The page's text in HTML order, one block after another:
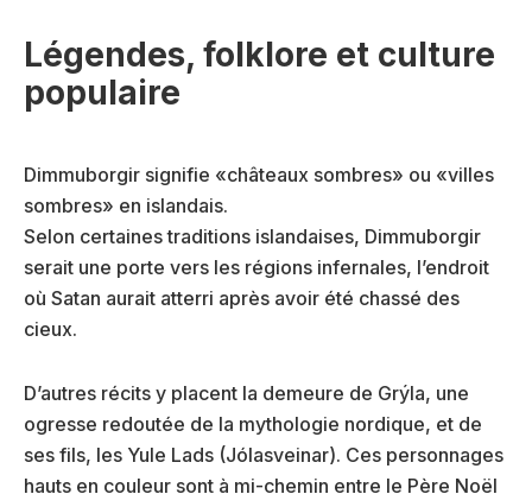
Légendes, folklore et culture
populaire
Dimmuborgir signifie «châteaux sombres» ou «villes
sombres» en islandais.
Selon certaines traditions islandaises, Dimmuborgir
serait une porte vers les régions infernales, l’endroit
où Satan aurait atterri après avoir été chassé des
cieux.
D’autres récits y placent la demeure de Grýla, une
ogresse redoutée de la mythologie nordique, et de
ses fils, les Yule Lads (Jólasveinar). Ces personnages
hauts en couleur sont à mi-chemin entre le Père Noël